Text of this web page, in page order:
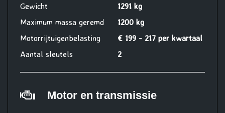
Gewicht
1291 kg
Maximum massa geremd
1200 kg
Motorrijtuigenbelasting
€ 199 - 217 per kwartaal
Aantal sleutels
2
Motor en transmissie